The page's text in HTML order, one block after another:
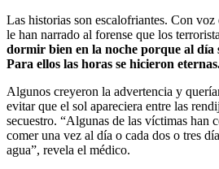
Las historias son escalofriantes. Con
le han narrado al forense que los
dormir bien en la noche porque al día
Para ellos las horas se hicieron
Algunos creyeron la advertencia y
evitar que el sol apareciera entre las
secuestro. “Algunas de las víctimas han
comer una vez al día o cada dos o tres
agua”, revela el médico.